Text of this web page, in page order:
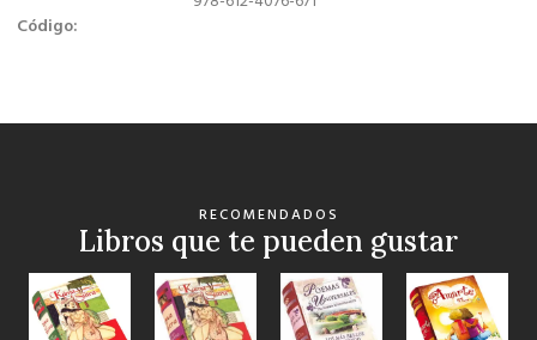
Código:
RECOMENDADOS
Libros que te pueden gustar